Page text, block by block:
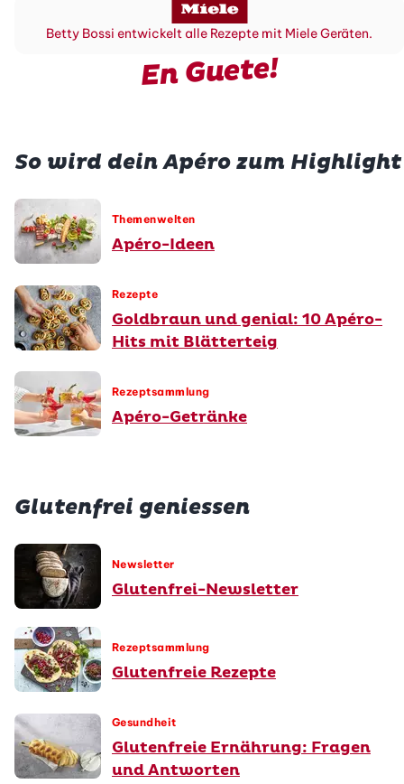
Betty Bossi entwickelt alle Rezepte mit Miele Geräten.
En Guete!
So wird dein Apéro zum Highlight
Themenwelten
Apéro-Ideen
Rezepte
Goldbraun und genial: 10 Apéro-
Hits mit Blätterteig
Rezeptsammlung
Apéro-Getränke
Glutenfrei geniessen
Newsletter
Glutenfrei-Newsletter
Rezeptsammlung
Glutenfreie Rezepte
Gesundheit
Glutenfreie Ernährung: Fragen
und Antworten